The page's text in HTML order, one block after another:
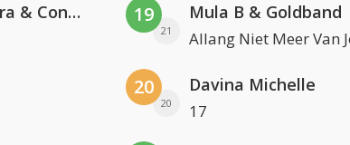
Kris Kross Amsterdam, Sera & Conor Maynard 19
21
Mula B & Goldband
Allang Niet Meer Van
20
20
Davina Michelle
17